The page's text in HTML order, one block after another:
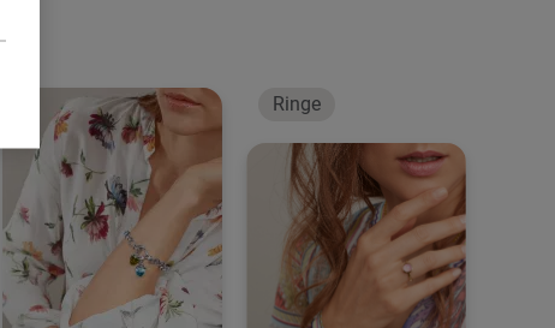
Ringe